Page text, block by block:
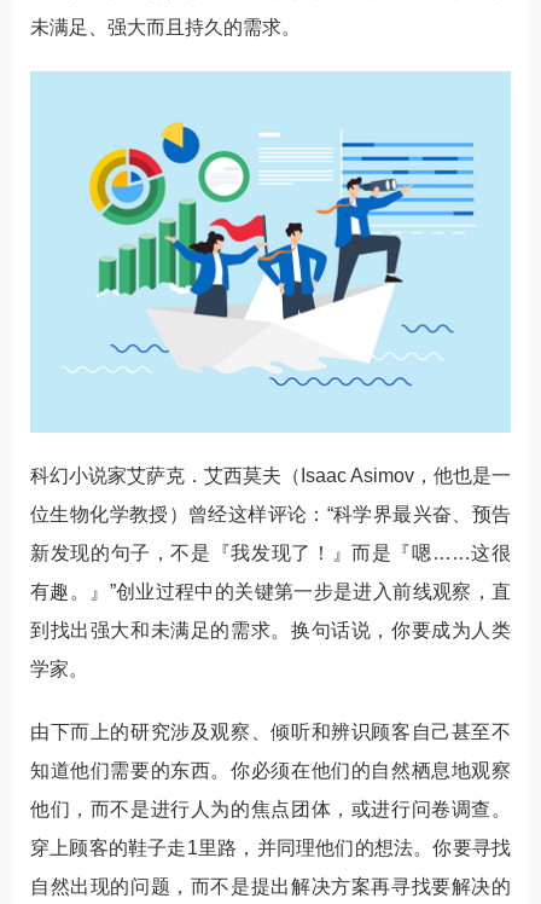
未满足、强大而且持久的需求。
科幻小说家艾萨克．艾西莫夫（Isaac Asimov，他也是一
位生物化学教授）曾经这样评论：“科学界最兴奋、预告
新发现的句子，不是『我发现了！』而是『嗯……这很
有趣。』”创业过程中的关键第一步是进入前线观察，直
到找出强大和未满足的需求。换句话说，你要成为人类
学家。
由下而上的研究涉及观察、倾听和辨识顾客自己甚至不
知道他们需要的东西。你必须在他们的自然栖息地观察
他们，而不是进行人为的焦点团体，或进行问卷调查。
穿上顾客的鞋子走1里路，并同理他们的想法。你要寻找
自然出现的问题，而不是提出解决方案再寻找要解决的